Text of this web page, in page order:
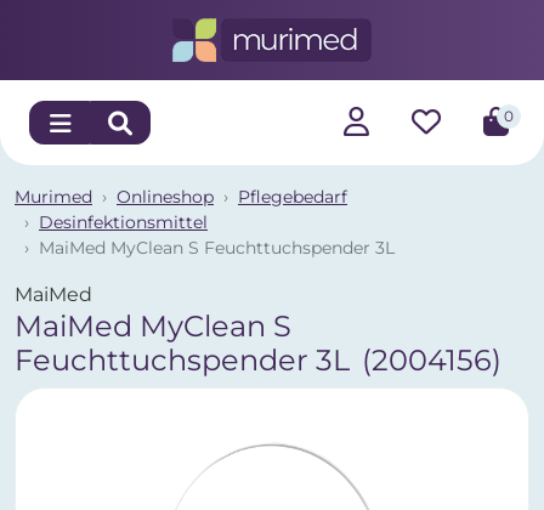
0
Murimed Onlineshop
Pflegebedarf
Desinfektionsmittel
MaiMed MyClean S Feuchttuchspender 3L
MaiMed
MaiMed MyClean S
Feuchttuchspender 3L (2004156)